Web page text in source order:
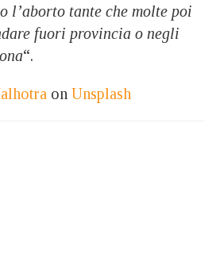
l’aborto tante che molte poi
fuori provincia o negli
“.
on Unsplash